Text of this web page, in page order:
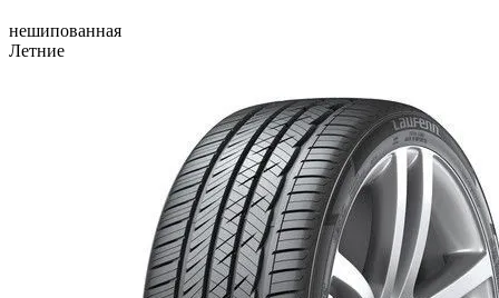
нешипованная
Летние